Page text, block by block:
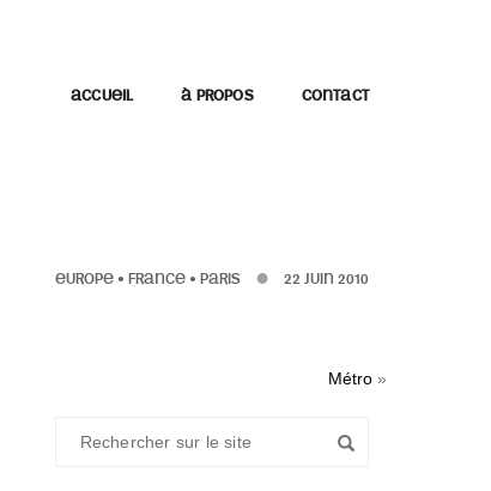
ACCUEIL À PROPOS CONTACT
EUROPE • FRANCE • PARIS 22 JUIN 2010
Métro »